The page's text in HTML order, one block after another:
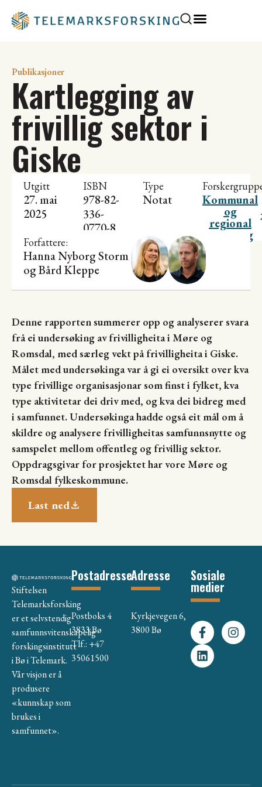
Publikasjoner
Kartlegging av
frivillig sektor i
Giske
Utgitt
27. mai
2025
ISBN
978-82-
336-
0770-8
Type
Notat Kommunal
og
regional
utvikling
Forfattere:
Hanna Nyborg Storm
ogBård Kleppe
Denne rapporten summerer opp og analyserer svara
frå ei undersøking av frivilligheita i Møre og
Romsdal, med særleg vekt på frivilligheita i Giske.
Målet med undersøkinga var å gi ei oversikt over kva
type frivillige organisasjonar som finst i fylket, kva
type aktivitetar dei driv med, og kva dei bidreg med
i samfunnet. Undersøkinga hadde også eit mål om å
skildre og analysere frivilligheitas samfunnsnytte og
samspelet mellom offentleg og frivillig sektor.
Oppdragsgivar for prosjektet har vore Møre og
Romsdal fylkeskommune.
Last ned
Stiftelsen
Telemarksforsking
er et selvstendig
samfunnsvitenskapelig
forskingsinstitutt
i Bø i Telemark.
Vår visjon er å
produsere
«kunnskap som
brukes i
samfunnet».
Postadresse
Postboks 4
3833 Bø
Tlf.: +47
35061500
Adresse
Kyrkjevegen 6,
3800 Bø
Sosiale
medier